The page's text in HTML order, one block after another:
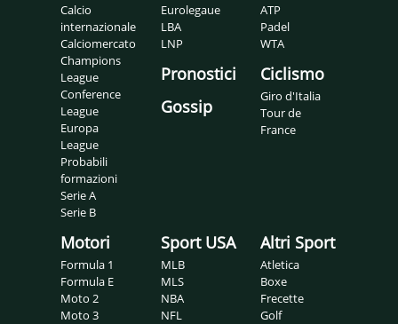
Calcio
internazionale
Calciomercato
Champions
League
Conference
League
Europa
League
Probabili
formazioni
Serie A
Serie B
Eurolegaue
LBA
LNP
Pronostici
Gossip
ATP
Padel
WTA
Ciclismo
Giro d'Italia
Tour de
France
Motori
Formula 1
Formula E
Moto 2
Moto 3
Sport USA
MLB
MLS
NBA
NFL
Altri Sport
Atletica
Boxe
Frecette
Golf